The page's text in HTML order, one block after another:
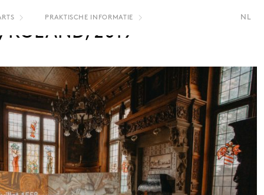
PRAKTISCHE INFORMATIE NL
EN
2019